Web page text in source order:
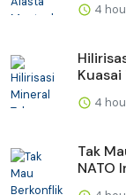
4
Kuasai
4
Tak
NATO